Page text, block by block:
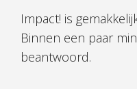
Impact! is
Binnen een paar
beantwoord.